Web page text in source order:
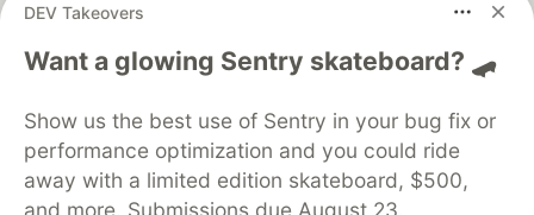
DEV Takeovers
Want a glowing Sentry skateboard? 🛹
Show us the best use of Sentry in your bug fix or
performance optimization and you could ride
away with a limited edition skateboard, $500,
and more. Submissions due August 23.
DEV Community
— A space to discuss and keep up software
development and manage your software career
Home
DEV Challenges DEV++
Videos
Organization Accounts
DEV Showcase About
Contact
Free Postgres Database
DEV Shop
MLH
Code of Conduct
Privacy Policy
Terms of Use
Built on
Forem — the open source software that powers